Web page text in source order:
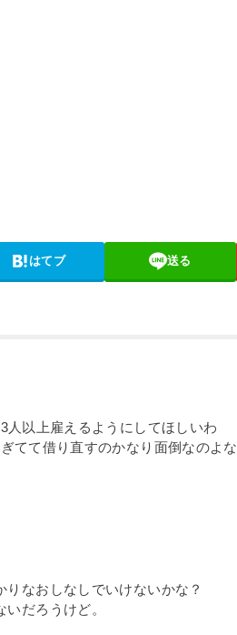
はてブ 送る
人以上雇えるようにしてほしいわ
てて借り直すのかなり面倒なのよな
なおしなしでいけないかな？
だろうけど。